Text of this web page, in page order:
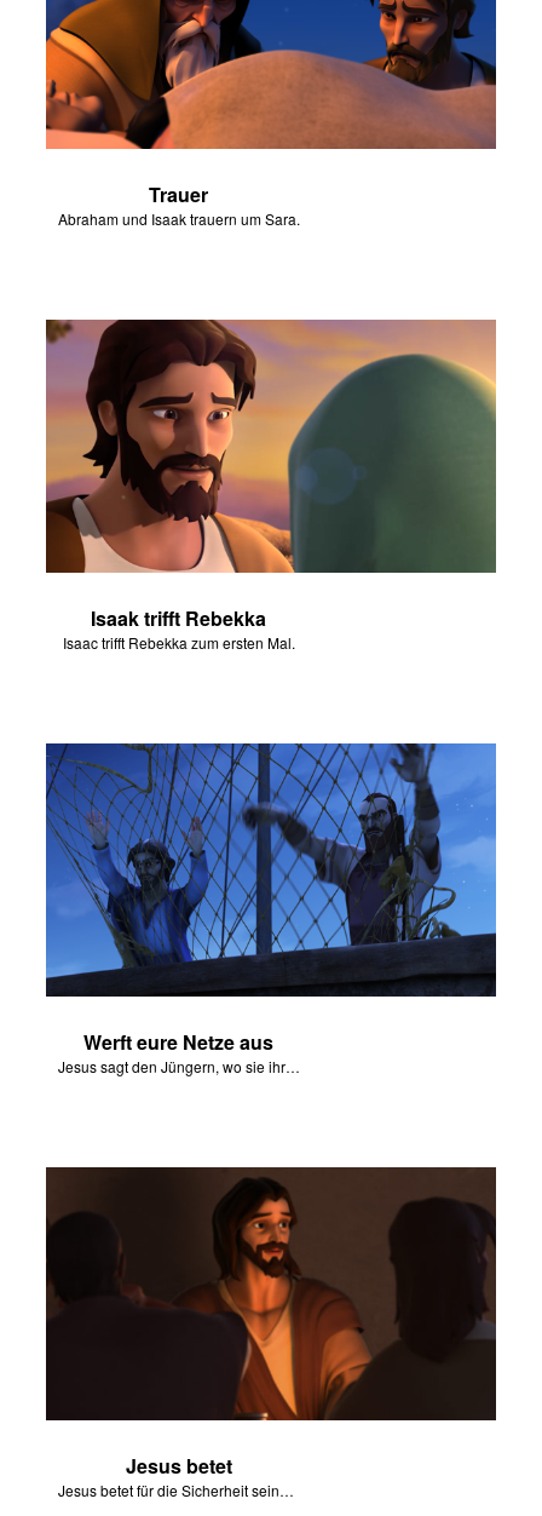
Trauer
Abraham und Isaak trauern um Sara.
Isaak trifft Rebekka
Isaac trifft Rebekka zum ersten Mal.
Werft eure Netze aus
Jesus sagt den Jüngern, wo sie ihre Netze auswerfen sollen.
Jesus betet
Jesus betet für die Sicherheit seiner Nachfolger.